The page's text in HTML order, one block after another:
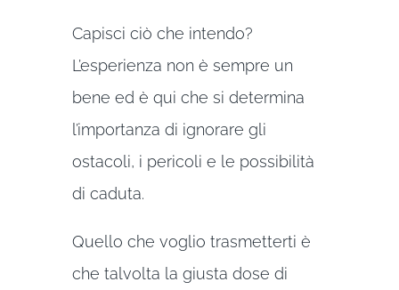
Capisci ciò che intendo?
L’esperienza non è sempre un
bene ed è qui che si determina
l’importanza di ignorare gli
ostacoli, i pericoli e le possibilità
di caduta.
Quello che voglio trasmetterti è
che talvolta la giusta dose di